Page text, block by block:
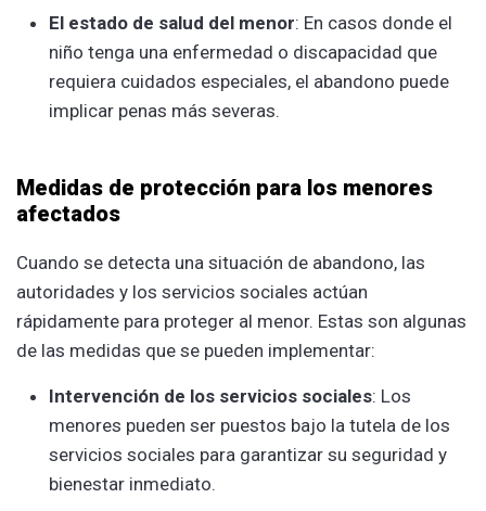
El estado de salud del menor: En casos donde el
niño tenga una enfermedad o discapacidad que
requiera cuidados especiales, el abandono puede
implicar penas más severas.
Medidas de protección para los menores
afectados
Cuando se detecta una situación de abandono, las
autoridades y los servicios sociales actúan
rápidamente para proteger al menor. Estas son algunas
de las medidas que se pueden implementar:
Intervención de los servicios sociales: Los
menores pueden ser puestos bajo la tutela de los
servicios sociales para garantizar su seguridad y
bienestar inmediato.